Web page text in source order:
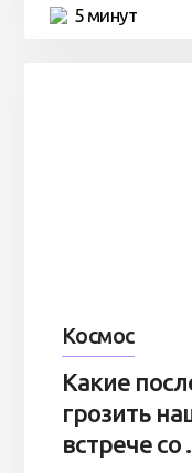
5 минут
Космос
Какие
грозить
встрече со